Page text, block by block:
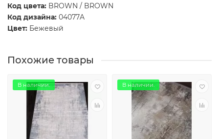
Код цвета: BROWN / BROWN
Код дизайна: 04077A
Цвет: Бежевый
Похожие товары
В наличии. В наличии.